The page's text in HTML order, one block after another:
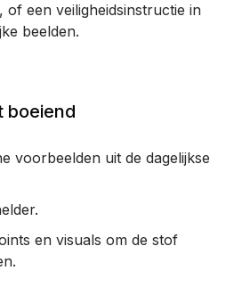
of een veiligheidsinstructie in
beelden.
boeiend
voorbeelden uit de dagelijkse
en visuals om de stof